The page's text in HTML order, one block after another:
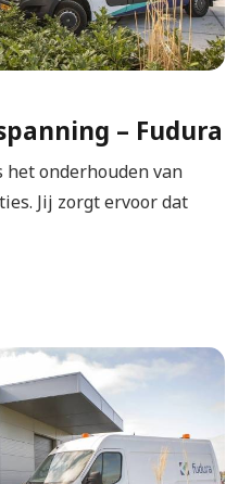
– Fudura
onderhouden van
Jij zorgt ervoor dat